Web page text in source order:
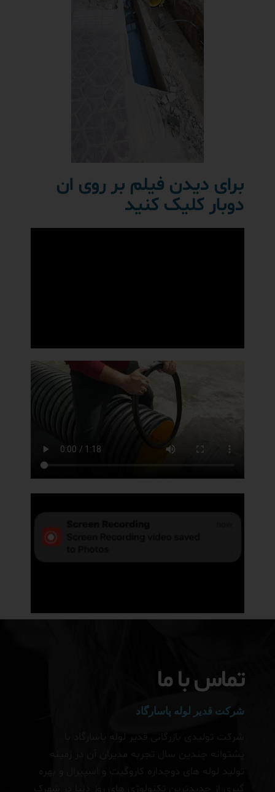
برای دیدن فیلم بر روی ان
دوبار کلیک کنید
تماس با ما
شرکت قدیر لوله پاسارگاد
شرکت تولیدی بازرگانی قدیر لوله پاسارگاد با
پشتوانه چندین سال تجربه مدیران آن در زمینه
تولید لوله های دوجداره کاروگیت و اسپیرال و بهره
گیری از جدیدترین تکنولوژی های روز دنیا در شهرک